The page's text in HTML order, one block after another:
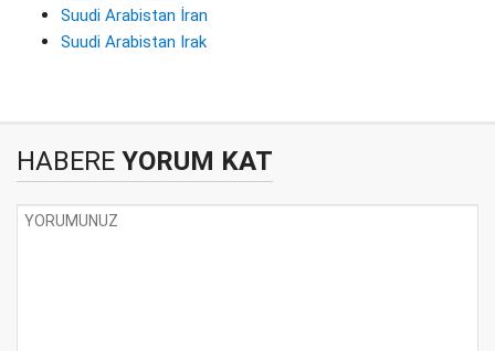
Suudi Arabistan İran
Suudi Arabistan Irak
HABERE YORUM KAT